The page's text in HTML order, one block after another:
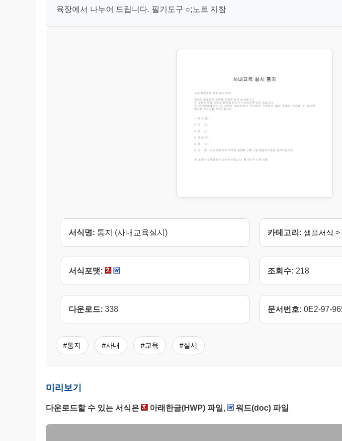
육장에서 나누어 드립니다. 필기도구 ○;노트 지참
서식명: 통지 (사내교육실시) 카테고리: 샘플서식 >
서식포맷: 조회수: 218
다운로드: 338 문서번호: 0E2-97-
#통지 #사내 #교육 #실시
미리보기
다운로드할 수 있는 서식은 아래한글(HWP) 파일, 워드(doc) 파일